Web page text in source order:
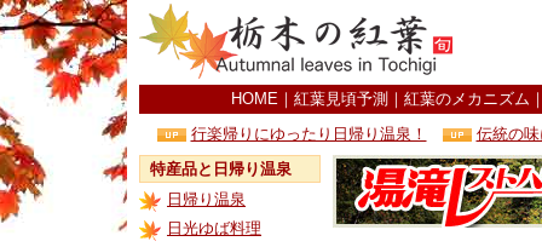
HOME ｜ 紅葉見頃予測 ｜ 紅葉のメカニズム
行楽帰りにゆったり日帰り温泉！
伝統の
特産品と日帰り温泉
日帰り温泉
日光ゆば料理